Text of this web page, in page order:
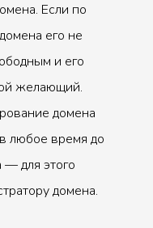
Если по
его не
и его
желающий.
домена
любое время до
— для этого
домена.